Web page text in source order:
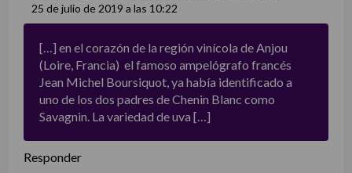
25 de julio de 2019 a las 10:22
[…] en el corazón de la región vinícola de Anjou
(Loire, Francia) el famoso ampelógrafo francés
Jean Michel Boursiquot, ya había identificado a
uno de los dos padres de Chenin Blanc como
Savagnin. La variedad de uva […]
Responder